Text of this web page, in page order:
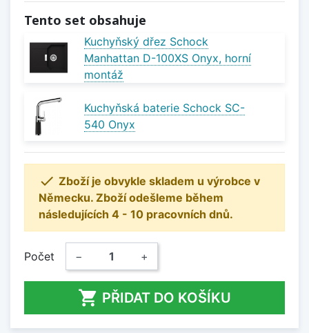
Tento set obsahuje
Kuchyňský dřez Schock
Manhattan D-100XS Onyx, horní
montáž
Kuchyňská baterie Schock SC-
540 Onyx
 Zboží je obvykle skladem u výrobce v
Německu. Zboží odešleme během
následujících 4 - 10 pracovních dnů.
Počet − +
 PŘIDAT DO KOŠÍKU